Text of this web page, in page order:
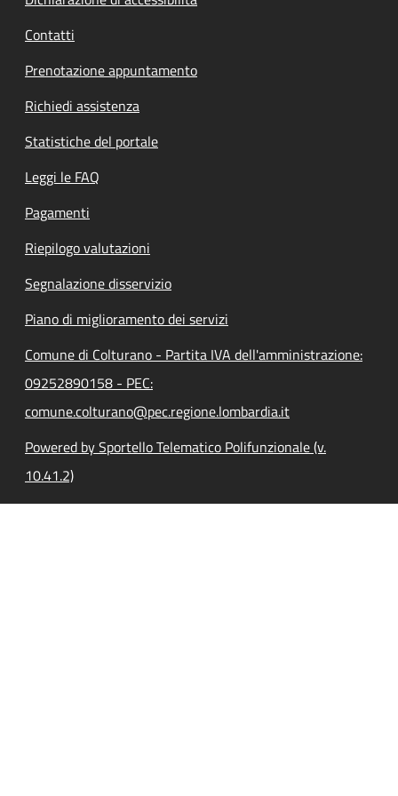
Contatti
Prenotazione appuntamento
Richiedi assistenza
Statistiche del portale
Leggi le FAQ
Pagamenti
Riepilogo valutazioni
Segnalazione disservizio
Piano di miglioramento dei servizi
Comune di Colturano - Partita IVA dell'amministrazione:
09252890158 - PEC:
comune.colturano@pec.regione.lombardia.it
Powered by Sportello Telematico Polifunzionale (v.
10.41.2)